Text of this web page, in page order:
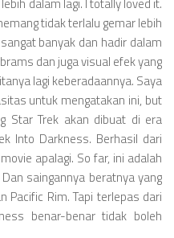
tidak terlalu gemar lebih
banyak dan hadir dalam
dan juga visual efek yang
lagi keberadaannya. Saya
untuk mengatakan ini, but
Star Trek akan dibuat di era
Into Darkness. Berhasil dari
apalagi. So far, ini adalah
saingannya beratnya yang
Pacific Rim. Tapi terlepas dari
benar-benar tidak boleh